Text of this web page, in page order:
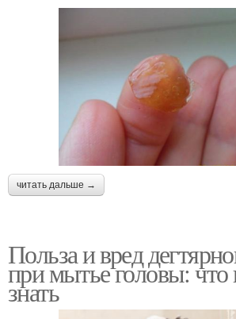
читать дальше →
Польза и вред
при мытье головы:
знать